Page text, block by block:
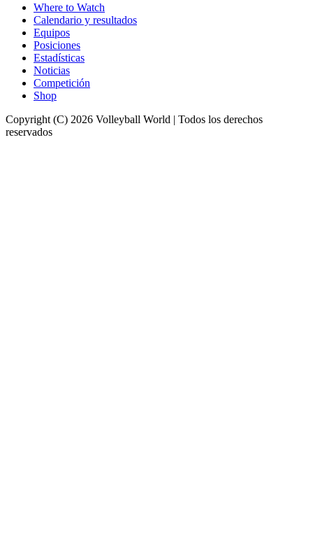
Where to Watch
Calendario y resultados
Equipos
Posiciones
Estadísticas
Noticias
Competición
Shop
Copyright (C) 2026 Volleyball World | Todos los derechos
reservados